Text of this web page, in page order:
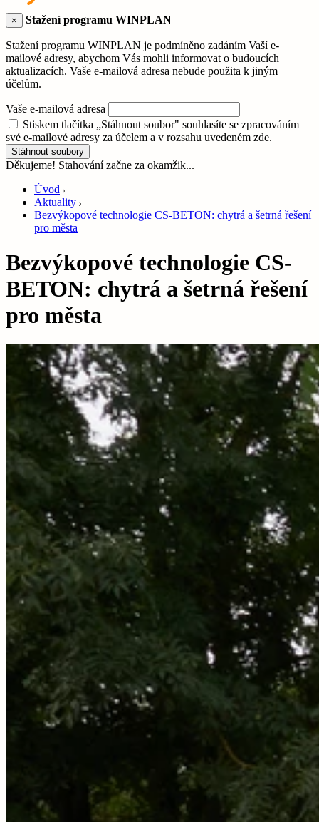
× Stažení programu WINPLAN
Stažení programu WINPLAN je podmíněno zadáním Vaší e-
mailové adresy, abychom Vás mohli informovat o budoucích
aktualizacích. Vaše e-mailová adresa nebude použita k jiným
účelům.
Vaše e-mailová adresa
Stiskem tlačítka „Stáhnout soubor" souhlasíte se zpracováním
své e-mailové adresy za účelem a v rozsahu uvedeném zde.
Stáhnout soubory
Děkujeme! Stahování začne za okamžik...
Úvod
Aktuality
Bezvýkopové technologie CS-BETON: chytrá a šetrná řešení
pro města
Bezvýkopové technologie CS-
BETON: chytrá a šetrná řešení
pro města